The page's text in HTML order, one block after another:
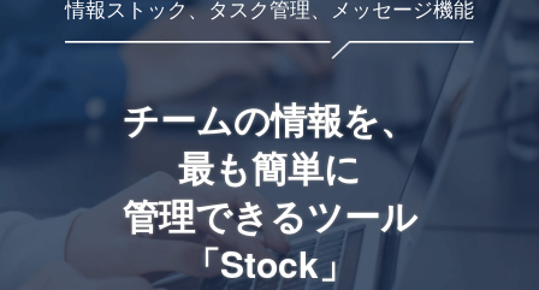
情報ストック、タスク管理、メッセージ機能
チームの情報を、
最も簡単に
管理できるツール
「Stock」